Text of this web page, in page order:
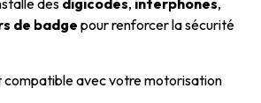
de badgepour renforcer la sécurité
compatible avec votre motorisation